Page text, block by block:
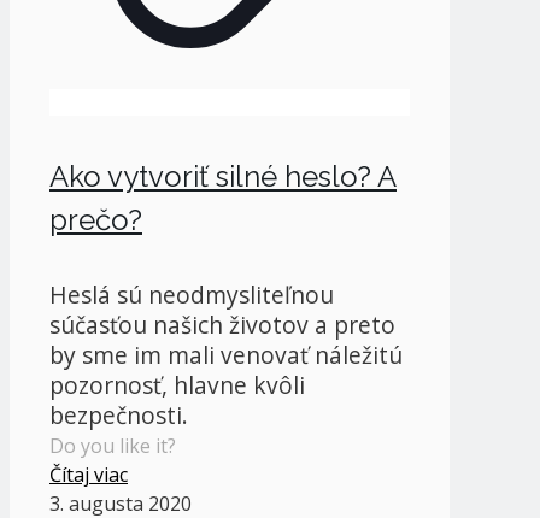
Ako vytvoriť silné heslo? A
prečo?
Heslá sú neodmysliteľnou
súčasťou našich životov a preto
by sme im mali venovať náležitú
pozornosť, hlavne kvôli
bezpečnosti.
Do you like it?
Čítaj viac
3. augusta 2020